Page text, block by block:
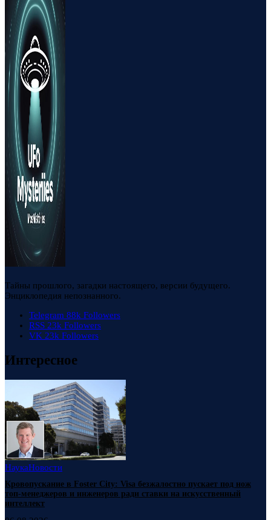
Тайны прошлого, загадки настоящего, версии будущего.
Энциклопедия непознанного.
Telegram 88k Followers
RSS 23k Followers
VK 23k Followers
Интересное
НаукаНовости
Кровопускание в Foster City: Visa безжалостно пускает под нож
топ-менеджеров и инженеров ради ставки на искусственный
интеллект